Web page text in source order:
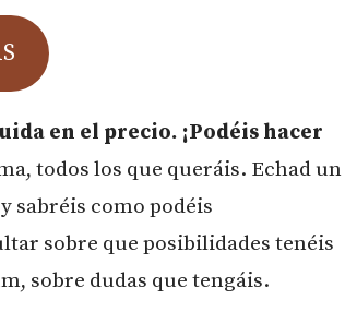
en el precio. ¡Podéis hacer
todos los que queráis. Echad un
sabréis como podéis
sobre que posibilidades tenéis
sobre dudas que tengáis.